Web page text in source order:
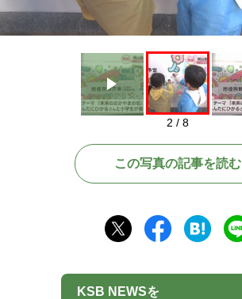
2 / 8
この写真の記事を読む
KSB NEWSを